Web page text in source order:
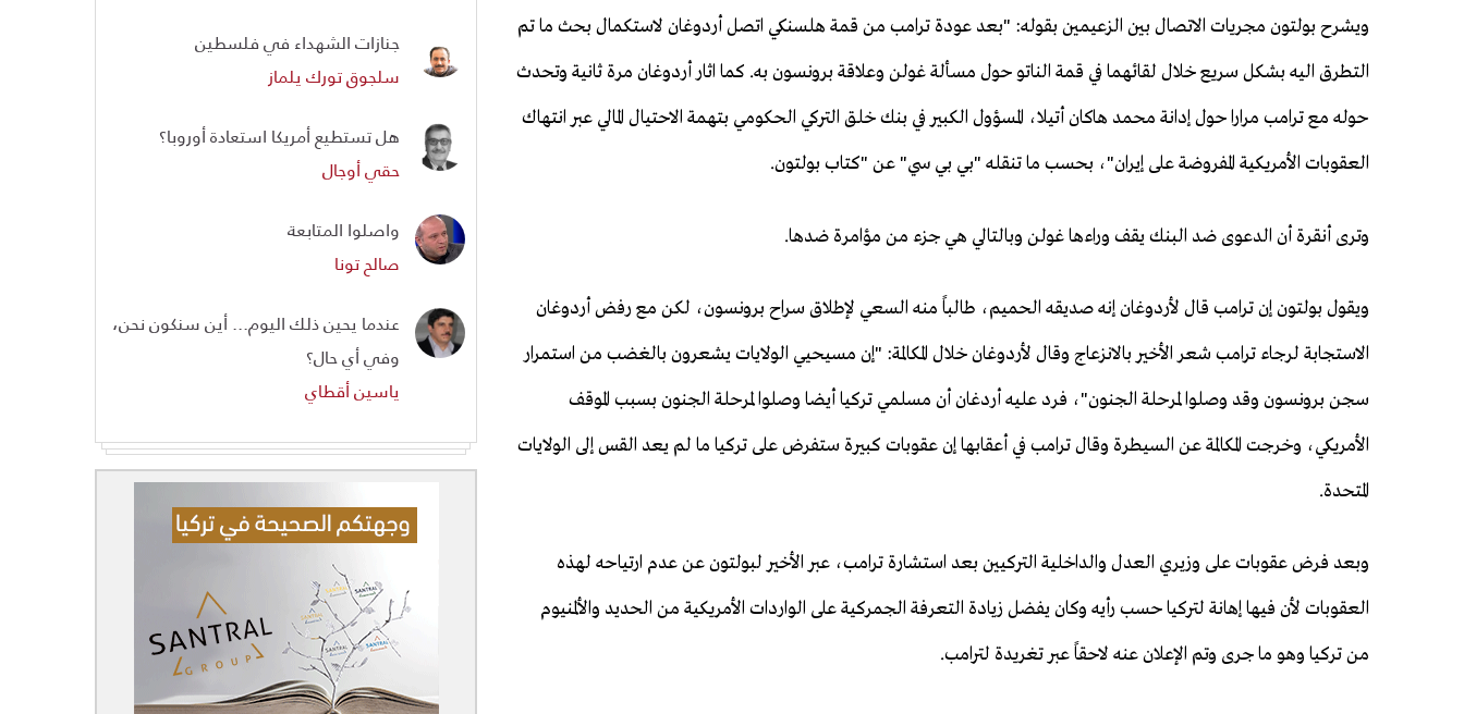
ويشرح بولتون مجريات الاتصال بين الزعيمين بقوله: "بعد عودة ترامب من قمة هلسنكي اتصل أردوغان لاستكمال بحث ما تم
التطرق اليه بشكل سريع خلال لقائهما في قمة الناتو حول مسألة غولن وعلاقة برونسون به. كما اثار أردوغان مرة ثانية وتحدث
حوله مع ترامب مرارا حول إدانة محمد هاكان أتيلا، المسؤول الكبير في بنك خلق التركي الحكومي بتهمة الاحتيال المالي عبر انتهاك
العقوبات الأمريكية المفروضة على إيران"، بحسب ما تنقله "بي بي سي" عن "كتاب بولتون.
وترى أنقرة أن الدعوى ضد البنك يقف وراءها غولن وبالتالي هي جزء من مؤامرة ضدها.
ويقول بولتون إن ترامب قال لأردوغان إنه صديقه الحميم، طالباً منه السعي لإطلاق سراح برونسون، لكن مع رفض أردوغان
الاستجابة لرجاء ترامب شعر الأخير بالانزعاج وقال لأردوغان خلال المكالمة: "إن مسيحيي الولايات يشعرون بالغضب من استمرار
سجن برونسون وقد وصلوا لمرحلة الجنون"، فرد عليه أردغان أن مسلمي تركيا أيضا وصلوا لمرحلة الجنون بسبب الموقف
الأمريكي، وخرجت المكالمة عن السيطرة وقال ترامب في أعقابها إن عقوبات كبيرة ستفرض على تركيا ما لم يعد القس إلى الولايات
المتحدة.
وبعد فرض عقوبات على وزيري العدل والداخلية التركيين بعد استشارة ترامب، عبر الأخير لبولتون عن عدم ارتياحه لهذه
العقوبات لأن فيها إهانة لتركيا حسب رأيه وكان يفضل زيادة التعرفة الجمركية على الواردات الأمريكية من الحديد والألمنيوم
من تركيا وهو ما جرى وتم الإعلان عنه لاحقاً عبر تغريدة لترامب.
جنازات الشهداء في فلسطين
سلجوق تورك يلماز
هل تستطيع أمريكا استعادة أوروبا؟
حقي أوجال
واصلوا المتابعة
صالح تونا
عندما يحين ذلك اليوم... أين سنكون نحن،
وفي أي حال؟
ياسين أقطاي